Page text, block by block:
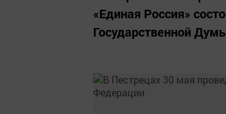
«Единая Россия»
Государственной